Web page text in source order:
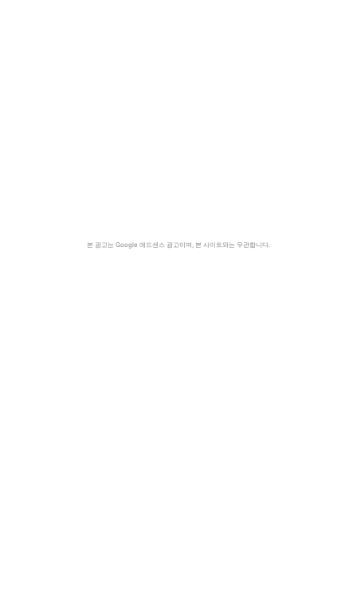
본 광고는 Google 애드센스 광고이며, 본 사이트와는 무관합니다.